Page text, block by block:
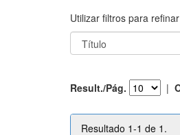
Utilizar filtros para
Result./Pág. |
Resultado 1-1 de 1.